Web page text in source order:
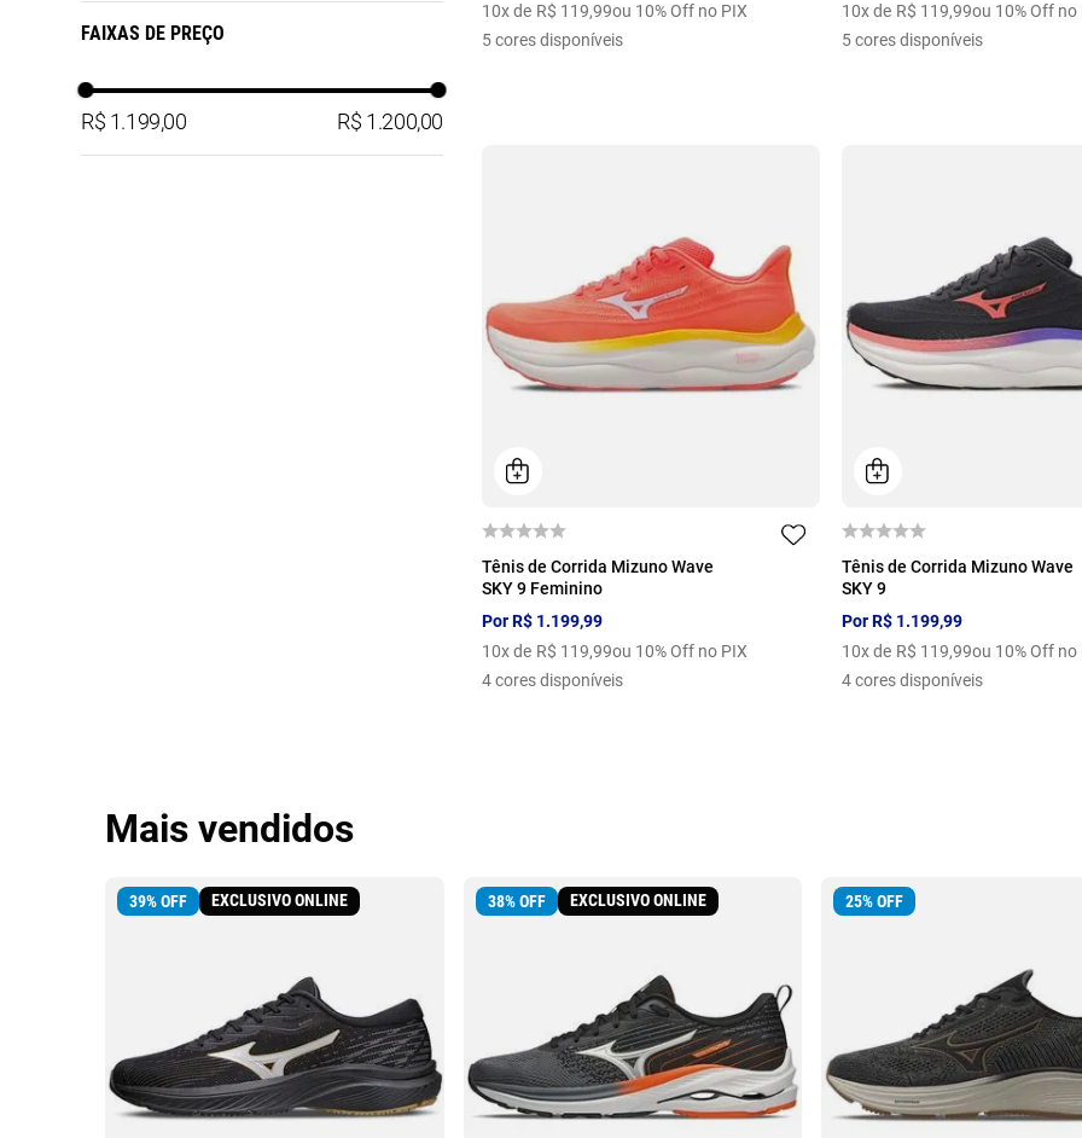
34 35
42
FAIXAS DE PREÇO
R$ 1.199,00 R$ 1.200,00
10x de R$ 119,99ou 10% Off no PIX
5 cores disponíveis
10x de R$ 119,99ou 10% Off no
5cores disponíveis
40
Tênis de Corrida Mizuno Wave
SKY 9 Feminino
Por R$ 1 .199,99
10x de R$ 119,99ou 10% Off no PIX
4 cores disponíveis
34 35 36 37
40
Tênis de Corrida Mizuno Wave
SKY 9
Por R$ 1 .199,99
10x de R$ 119,99ou 10% Off no
4cores disponíveis
Mais vendidos
39%OFF EXCLUSIVO ONLINE 38%OFF EXCLUSIVO ONLINE 25%OFF